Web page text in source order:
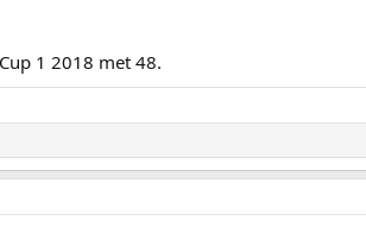
1 2018 met 48.